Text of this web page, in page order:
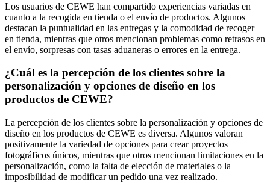
Los usuarios de CEWE han compartido experiencias variadas en
cuanto a la recogida en tienda o el envío de productos. Algunos
destacan la puntualidad en las entregas y la comodidad de recoger
en tienda, mientras que otros mencionan problemas como retrasos en
el envío, sorpresas con tasas aduaneras o errores en la entrega.
¿Cuál es la percepción de los clientes sobre la
personalización y opciones de diseño en los
productos de CEWE?
La percepción de los clientes sobre la personalización y opciones de
diseño en los productos de CEWE es diversa. Algunos valoran
positivamente la variedad de opciones para crear proyectos
fotográficos únicos, mientras que otros mencionan limitaciones en la
personalización, como la falta de elección de materiales o la
imposibilidad de modificar un pedido una vez realizado.